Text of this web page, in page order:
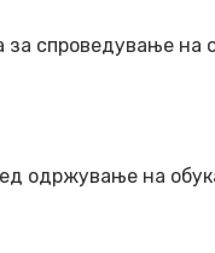
за спроведување на
одржување на